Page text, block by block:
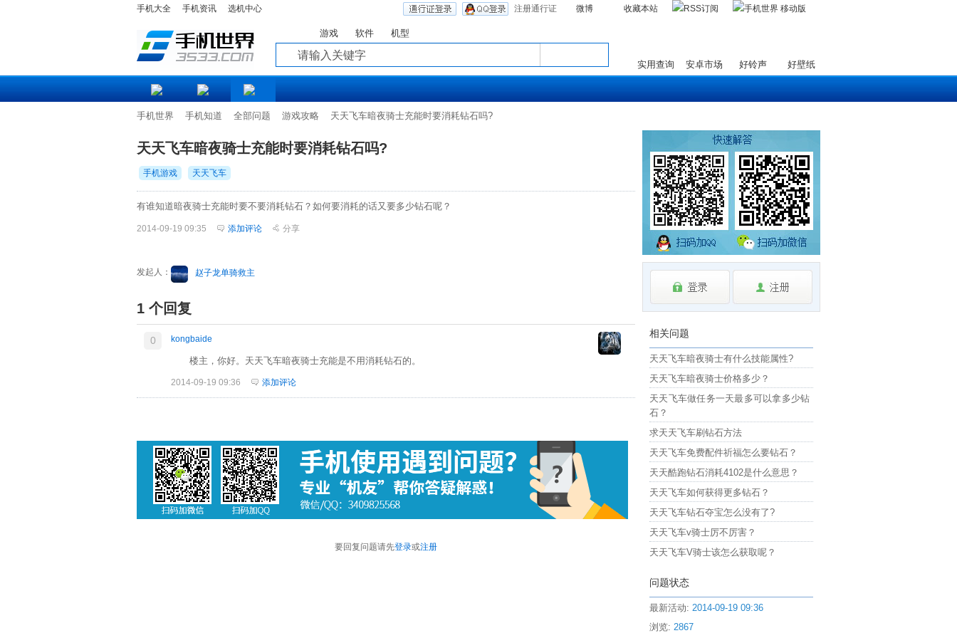
手机大全 手机资讯 选机中心 注册通行证 微博 收藏本站
游戏 软件 机型
实用查询 安卓市场 好铃声 好壁纸
手机世界 手机知道 全部问题 游戏攻略 天天飞车暗夜骑士充能时要消耗钻石吗?
天天飞车暗夜骑士充能时要消耗钻石吗?
手机游戏 天天飞车
有谁知道暗夜骑士充能时要不要消耗钻石？如何要消耗的话又要多少钻石呢？
2014-09-19 09:35 添加评论 分享
发起人： 赵子龙单骑救主
1 个回复
0 kongbaide
楼主，你好。天天飞车暗夜骑士充能是不用消耗钻石的。
2014-09-19 09:36 添加评论
要回复问题请先登录或注册
相关问题
天天飞车暗夜骑士有什么技能属性?
天天飞车暗夜骑士价格多少？
天天飞车做任务一天最多可以拿多少钻
石？
求天天飞车刷钻石方法
天天飞车免费配件祈福怎么要钻石？
天天酷跑钻石消耗4102是什么意思？
天天飞车如何获得更多钻石？
天天飞车钻石夺宝怎么没有了?
天天飞车v骑士厉不厉害？
天天飞车V骑士该怎么获取呢？
问题状态
最新活动: 2014-09-19 09:36
浏览: 2867